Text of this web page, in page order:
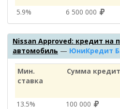
5.9%
6 500 000
Nissan Approved: кредит на
автомобиль — ЮниКредит
Мин.
ставка
Сумма
13.5%
100 000